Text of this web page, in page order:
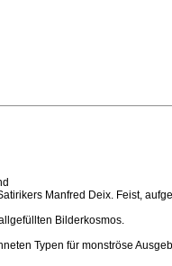
Manfred Deix. Feist,
Bilderkosmos.
Typen für monströse